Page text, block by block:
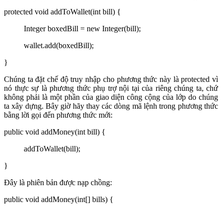
protected void addToWallet(int bill) {
Integer boxedBill = new Integer(bill);
wallet.add(boxedBill);
}
Chúng ta đặt chế độ truy nhập cho phương thức này là protected vì
nó thực sự là phương thức phụ trợ nội tại của riêng chúng ta, chứ
không phải là một phần của giao diện công cộng của lớp do chúng
ta xây dựng. Bây giờ hãy thay các dòng mã lệnh trong phương thức
bằng lời gọi đến phương thức mới:
public void addMoney(int bill) {
addToWallet(bill);
}
Đây là phiên bản được nạp chồng:
public void addMoney(int[] bills) {